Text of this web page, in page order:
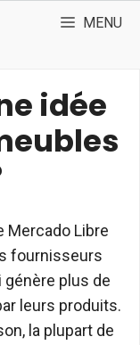
MENU
idée
Mercado Libre
fournisseurs
plus de
leurs produits.
la plupart de